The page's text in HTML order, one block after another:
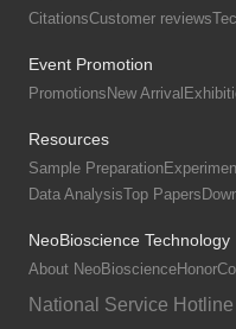
CitationsCustomer reviews
Event Promotion
Promotions New Arrival
Resources
Sample Preparation
Data AnalysisTop Papers
NeoBioscience Technology
About NeoBioscienceHonor
National Service Hotline